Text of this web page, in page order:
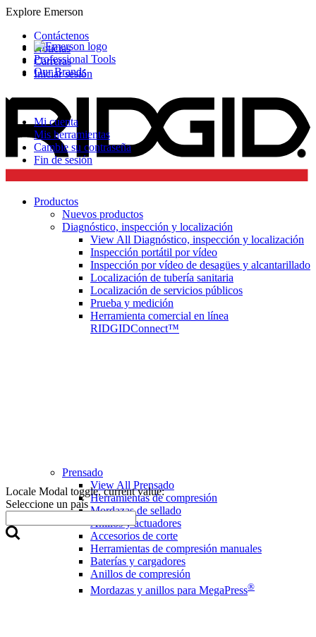
Explore Emerson
Professional Tools
Our Brands
Contáctenos
Noticias
Carreras
Iniciar sesión
Mi cuenta
Mis herramientas
Cambie su contraseña
Fin de sesión
Locale Modal toggle, current value:
Seleccione un país
Productos
Nuevos productos
Diagnóstico, inspección y localización
View All Diagnóstico, inspección y localización
Inspección portátil por vídeo
Inspección por vídeo de desagües y alcantarillado
Localización de tubería sanitaria
Localización de servicios públicos
Prueba y medición
Herramienta comercial en línea
RIDGIDConnect™
Prensado
View All Prensado
Herramientas de compresión
Mordazas de sellado
Anillos y actuadores
Accesorios de corte
Herramientas de compresión manuales
Baterías y cargadores
Anillos de compresión
Mordazas y anillos para MegaPress®